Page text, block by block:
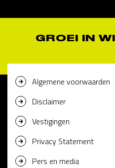
GROEI IN
Algemene voorwaarden
Disclaimer
Vestigingen
Privacy Statement
Pers en media